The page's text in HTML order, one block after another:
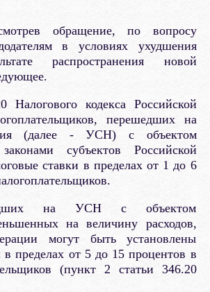
обращение, по вопросу
в условиях ухудшения
распространения новой
кодекса Российской
перешедших на
(далее - УСН) с объектом
субъектов Российской
ставки в пределах от 1 до 6
на УСН с объектом
на величину расходов,
могут быть установлены
пределах от 5 до 15 процентов в
(пункт 2 статьи 346.20